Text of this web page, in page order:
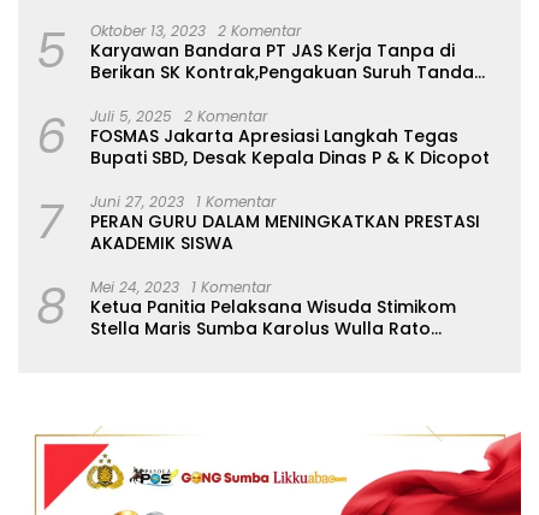
5 Oktober 13, 2023 2 Komentar
Karyawan Bandara PT JAS Kerja Tanpa di
Berikan SK Kontrak,Pengakuan Suruh Tanda
6 Juli 5, 2025 2 Komentar
FOSMAS Jakarta Apresiasi Langkah Tegas
Bupati SBD, Desak Kepala Dinas P & K Dicopot
7 Juni 27, 2023 1 Komentar
PERAN GURU DALAM MENINGKATKAN PRESTASI
AKADEMIK SISWA
8 Mei 24, 2023 1 Komentar
Ketua Panitia Pelaksana Wisuda Stimikom
Stella Maris Sumba Karolus Wulla Rato